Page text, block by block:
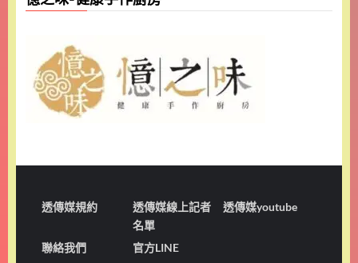
透傳媒規約
透傳媒線上記者
名單
透傳媒youtube
聯絡我們 官方LINE